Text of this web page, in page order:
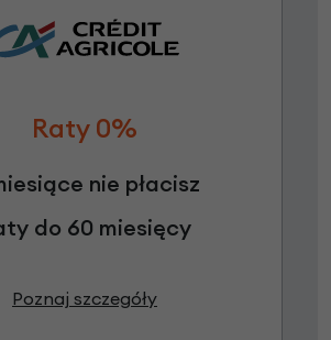
Raty 0%
nie płacisz
do 60 miesięcy
Poznaj szczegóły